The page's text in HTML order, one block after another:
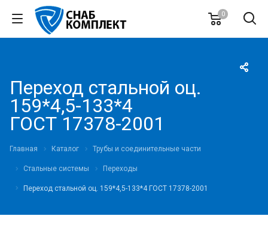
0
Переход стальной оц.
159*4,5-133*4
ГОСТ 17378-2001
Главная Каталог Трубы и соединительные части
Стальные системы Переходы
Переход стальной оц. 159*4,5-133*4 ГОСТ 17378-2001